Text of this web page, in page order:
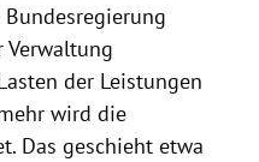
Bundesregierung
Verwaltung
der Leistungen
wird die
Das geschieht etwa